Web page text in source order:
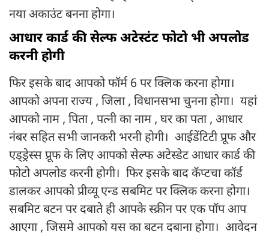
नया अकाउंट बनना होगा।
आधार कार्ड की सेल्फ अटेस्टंट फोटो भी अपलोड
करनी होगी
फिर इसके बाद आपको फॉर्म 6 पर क्लिक करना होगा।
आपको अपना राज्य , जिला , विधानसभा चुनना होगा। यहां
आपको नाम , पिता , पत्नी का नाम , घर का पता , आधार
नंबर सहित सभी जानकरी भरनी होगी। आईडेंटिटी प्रूफ और
एड्ड्रेस्स प्रूफ के लिए आपको सेल्फ अटेस्डेट आधार कार्ड की
फोटो अपलोड करनी होगी। फिर इसके बाद कॅप्टचा कॉर्ड
डालकर आपको प्रीव्यू एन्ड सबमिट पर क्लिक करना होगा।
सबमिट बटन पर दबाते ही आपके स्क्रीन पर एक पॉप आप
आएगा , जिसमे आपको यस का बटन दबाना होगा। आवेदन